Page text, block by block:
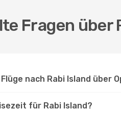
Fragen über
nach Rabi Island über
für Rabi Island?